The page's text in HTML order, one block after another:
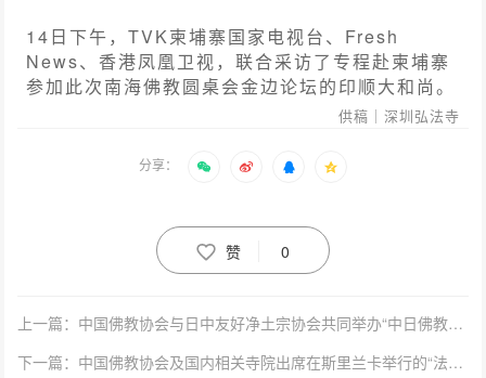
14日下午，TVK柬埔寨国家电视台、Fresh
News、香港凤凰卫视，联合采访了专程赴柬埔寨
参加此次南海佛教圆桌会金边论坛的印顺大和尚。
供稿｜深圳弘法寺
分享：
赞 0
上一篇：中国佛教协会与日中友好净土宗协会共同举办“中日佛教友好线上交流会议”
下一篇：中国佛教协会及国内相关寺院出席在斯里兰卡举行的“法显大愿慈善计划”启动仪式